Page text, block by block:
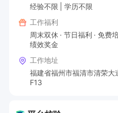
经验不限
学历不限
工作福利
周末双休
节日福利 免费
绩效奖金
工作地址
福建省福州市福清市清荣
F13